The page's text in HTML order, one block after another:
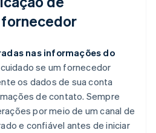
nas informações do
se um fornecedor
os dados de sua conta
de contato. Sempre
por meio de um canal de
e confiável antes de iniciar